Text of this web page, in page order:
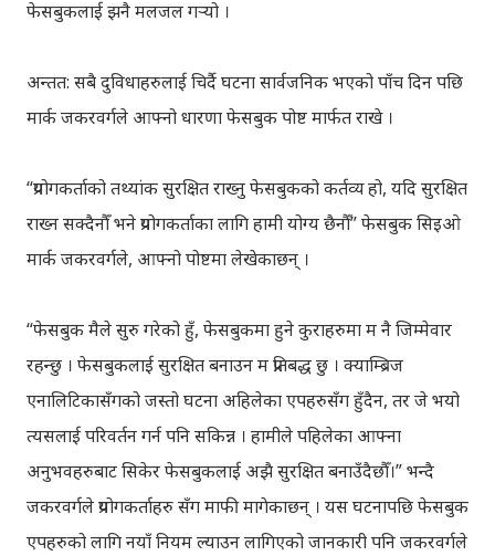
फेसबुकलाई झनै मलजल गर्‍यो ।
अन्तत: सबै दुविधाहरुलाई चिर्दै घटना सार्वजनिक भएको पाँच दिन पछि
मार्क जकरवर्गले आफ्नो धारणा फेसबुक पोष्ट मार्फत राखे ।
“प्रयोगकर्ताको तथ्यांक सुरक्षित राख्नु फेसबुकको कर्तव्य हो, यदि सुरक्षित
राख्न सक्दैनौँ भने प्रयोगकर्ताका लागि हामी योग्य छैनौँ” फेसबुक सिइओ
मार्क जकरवर्गले, आफ्नो पोष्टमा लेखेकाछन् ।
“फेसबुक मैले सुरु गरेको हुँ, फेसबुकमा हुने कुराहरुमा म नै जिम्मेवार
रहन्छु । फेसबुकलाई सुरक्षित बनाउन म प्रतिबद्ध छु । क्याम्ब्रिज
एनालिटिकासँगको जस्तो घटना अहिलेका एपहरुसँग हुँदैन, तर जे भयो
त्यसलाई परिवर्तन गर्न पनि सकिन्न । हामीले पहिलेका आफ्ना
अनुभवहरुबाट सिकेर फेसबुकलाई अझै सुरक्षित बनाउँदैछौँ।” भन्दै
जकरवर्गले प्रयोगकर्ताहरु सँग माफी मागेकाछन् । यस घटनापछि फेसबुक
एपहरुको लागि नयाँ नियम ल्याउन लागिएको जानकारी पनि जकरवर्गले